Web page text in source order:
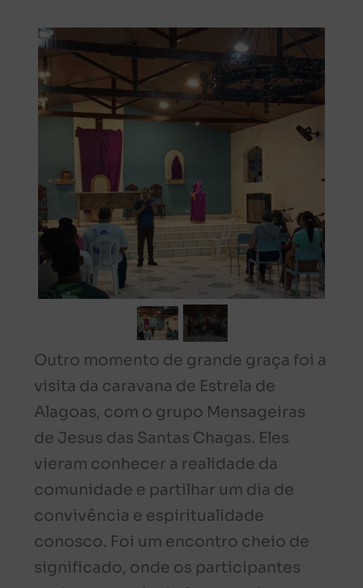
Outro momento de grande graça foi a
visita da caravana de Estrela de
Alagoas, com o grupo Mensageiras
de Jesus das Santas Chagas. Eles
vieram conhecer a realidade da
comunidade e partilhar um dia de
convivência e espiritualidade
conosco. Foi um encontro cheio de
significado, onde os participantes